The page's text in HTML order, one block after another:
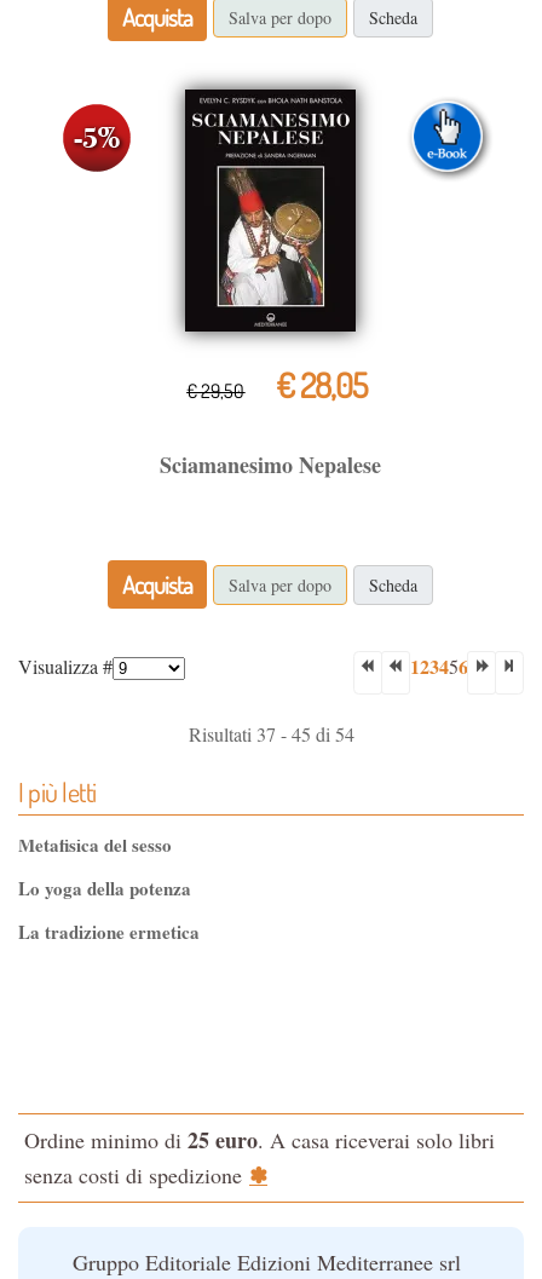
Acquista Salva per dopo Scheda
€ 29,50 € 28,05
Sciamanesimo Nepalese
Acquista Salva per dopo Scheda
Visualizza # 123456
Risultati 37 - 45 di 54
I più letti
Metafisica del sesso
Lo yoga della potenza
La tradizione ermetica
La Cabala
Il potere del serpente
Ordine minimo di 25 euro. A casa riceverai solo libri
senza costi di spedizione ✽
Gruppo Editoriale Edizioni Mediterranee srl